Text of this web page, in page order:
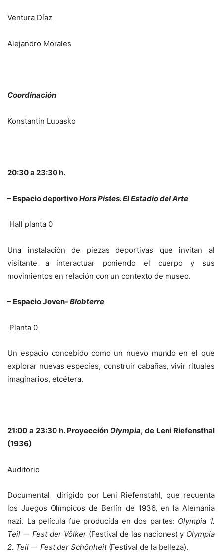
Ventura Díaz
Alejandro Morales
Coordinación
Konstantin Lupasko
20:30 a 23:30 h.
– Espacio deportivoHors Pistes. El Estadio del Arte
Hall planta 0
Una instalación de piezas deportivas que invitan al
visitante a interactuar poniendo el cuerpo y sus
movimientos en relación con un contexto de museo.
– Espacio Joven- Blobterre
Planta 0
Un espacio concebido como un nuevo mundo en el que
explorar nuevas especies, construir cabañas, vivir rituales
imaginarios, etcétera.
21:00 a 23:30 h. Proyección Olympia, de Leni Riefensthal
(1936)
Auditorio
Documental dirigido por Leni Riefenstahl, que recuenta
los Juegos Olímpicos de Berlín de 1936, en la Alemania
nazi. La película fue producida en dos partes: Olympia 1.
Teil — Fest der Völker(Festival de las naciones) y Olympia
2. Teil — Fest der Schönheit(Festival de la belleza).